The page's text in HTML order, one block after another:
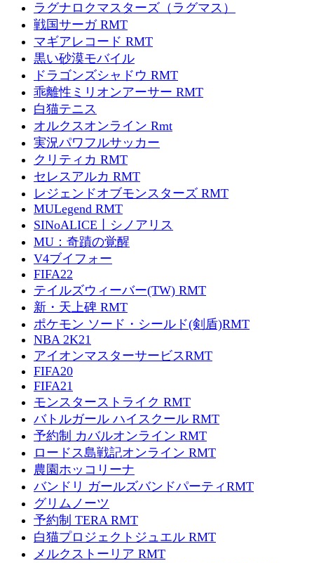
ラグナロクマスターズ（ラグマス）
戦国サーガ RMT
マギアレコード RMT
黒い砂漠モバイル
ドラゴンズシャドウ RMT
乖離性ミリオンアーサー RMT
白猫テニス
オルクスオンライン Rmt
実況パワフルサッカー
クリティカ RMT
セレスアルカ RMT
レジェンドオブモンスターズ RMT
MULegend RMT
SINoALICE丨シノアリス
MU：奇蹟の覚醒
V4ブイフォー
FIFA22
テイルズウィーバー(TW) RMT
新・天上碑 RMT
ポケモン ソード・シールド(剣盾)RMT
NBA 2K21
アイオンマスターサービスRMT
FIFA20
FIFA21
モンスターストライク RMT
バトルガール ハイスクール RMT
予約制 カバルオンライン RMT
ロードス島戦記オンライン RMT
農園ホッコリーナ
バンドリ ガールズバンドパーティRMT
グリムノーツ
予約制 TERA RMT
白猫プロジェクトジュエル RMT
メルクストーリア RMT